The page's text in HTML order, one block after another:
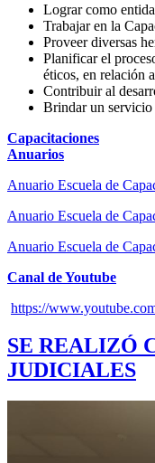
Lograr como
Trabajar en la
Proveer diversas
Planificar el
éticos, en relación
Contribuir al
Brindar un servicio
Capacitaciones
Anuarios
Anuario Escuela de
Anuario Escuela de
Anuario Escuela de
Canal de Youtube
https://
SE REALIZÓ
JUDICIALES